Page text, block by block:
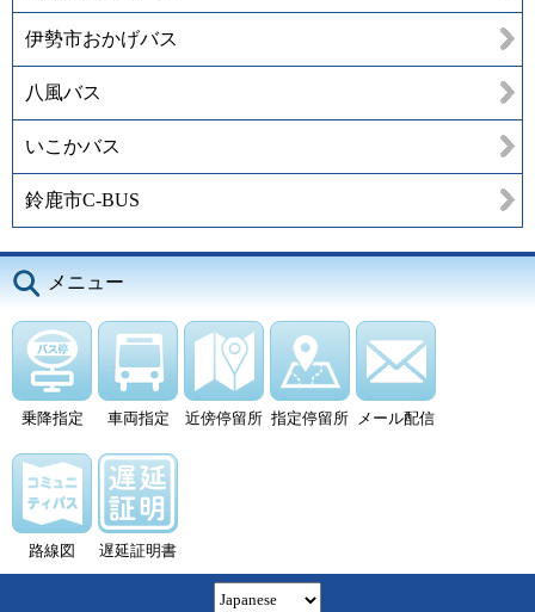
伊勢市おかげバス
八風バス
いこかバス
鈴鹿市C-BUS
メニュー
乗降指定 車両指定 近傍停留所 指定停留所 メール配信
路線図 遅延証明書